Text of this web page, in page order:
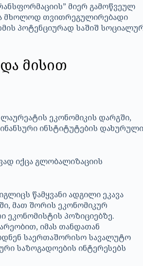
მიერ გამოწვეულ
მხოლოდ თვითრეგულირებადი
პოტენციურად საშიშ
მისით
ეკონომიკის დარგში,
ინსტიტუტების
იქცა გლობალიზაციის
წამყვანი ადგილი ეკავა
მათ შორის ეკონომიკურ
ეკონომისტის პოზიციებზე.
იმას თანდათან
საერთაშორისო სავალუტო
საზოგადოების ინტერესებს